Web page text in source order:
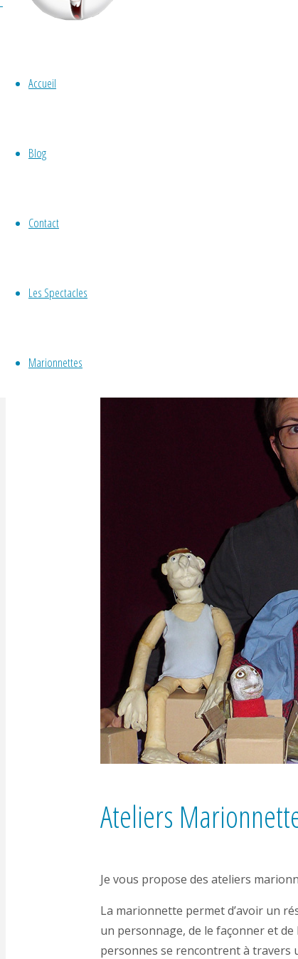
Accueil
Blog
Contact
Les Spectacles
Marionnettes
Ateliers
Je vous propose des ateliers
La marionnette permet d’avoir un
un personnage, de le façonner et
personnes se rencontrent à travers